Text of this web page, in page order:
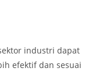
industri dapat
efektif dan sesuai